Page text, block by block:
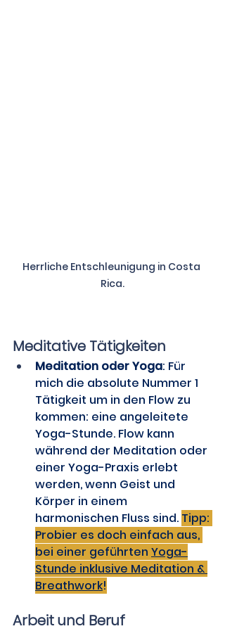
Herrliche Entschleunigung in Costa
Rica.
Meditative Tätigkeiten
Meditation oder Yoga: Für
mich die absolute Nummer 1
Tätigkeit um in den Flow zu
kommen: eine angeleitete
Yoga-Stunde. Flow kann
während der Meditation oder
einer Yoga-Praxis erlebt
werden, wenn Geist und
Körper in einem
harmonischen Fluss sind. Tipp:
Probier es doch einfach aus,
bei einer geführten Yoga-
Stunde inklusive Meditation &
Breathwork!
Arbeit und Beruf